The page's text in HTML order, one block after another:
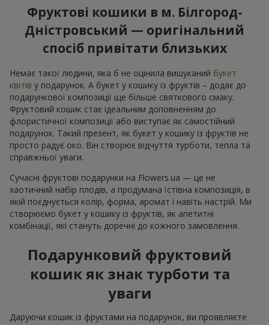
Фруктові кошики в м. Білгород-
Дністровський — оригінальний
спосіб привітати близьких
Немає такої людини, яка б не оцінила вишуканий букет
квітів у подарунок. А букет у кошику із фруктів – додає до
подарункової композиції ще більше святкового смаку.
Фруктовий кошик стає ідеальним доповненням до
флористичної композиції або виступає як самостійний
подарунок. Такий презент, як букет у кошику із фруктів не
просто радує око. Він створює відчуття турботи, тепла та
справжньої уваги.
Сучасні фруктові подарунки на Flowers.ua — це не
хаотичний набір плодів, а продумана їстівна композиція, в
якій поєднується колір, форма, аромат і навіть настрій. Ми
створюємо букет у кошику із фруктів, як апетитні
комбінації, які стануть доречні до кожного замовлення.
Подарунковий фруктовий
кошик як знак турботи та
уваги
Даруючи кошик із фруктами на подарунок, ви проявляєте